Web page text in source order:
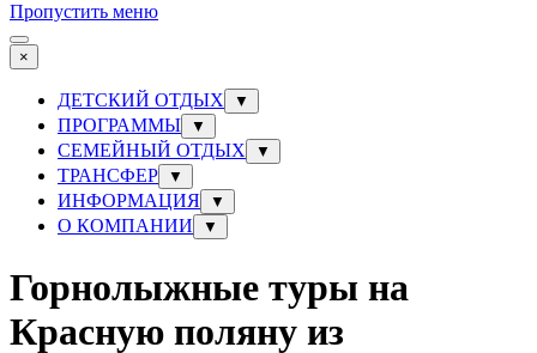
Пропустить меню
×
ДЕТСКИЙ ОТДЫХ ▼
ПРОГРАММЫ ▼
СЕМЕЙНЫЙ ОТДЫХ ▼
ТРАНСФЕР ▼
ИНФОРМАЦИЯ ▼
О КОМПАНИИ ▼
Горнолыжные туры на
Красную поляну из